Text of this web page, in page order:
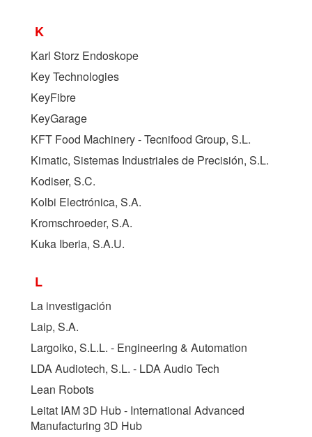
K
Karl Storz Endoskope
Key Technologies
KeyFibre
KeyGarage
KFT Food Machinery - Tecnifood Group, S.L.
Kimatic, Sistemas Industriales de Precisión, S.L.
Kodiser, S.C.
Kolbi Electrónica, S.A.
Kromschroeder, S.A.
Kuka Iberia, S.A.U.
L
La investigación
Laip, S.A.
Largoiko, S.L.L. - Engineering & Automation
LDA Audiotech, S.L. - LDA Audio Tech
Lean Robots
Leitat IAM 3D Hub - International Advanced
Manufacturing 3D Hub